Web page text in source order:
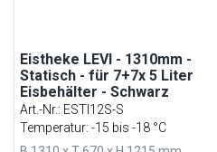
Eistheke LEVI - 1310mm -
Statisch - für 7+7x 5 Liter
Eisbehälter - Schwarz
Art.-Nr.: ESTI12S-S
Temperatur: -15 bis -18 °C